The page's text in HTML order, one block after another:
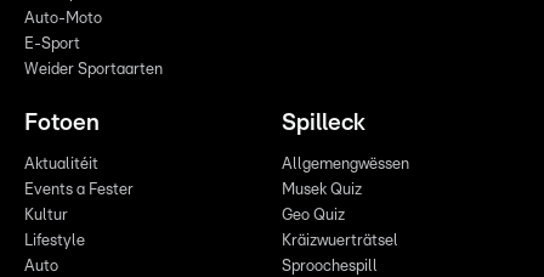
Auto-Moto
E-Sport
Weider Sportaarten
Fotoen
Aktualitéit
Events a Fester
Kultur
Lifestyle
Auto
Spilleck
Allgemengwëssen
Musek Quiz
Geo Quiz
Kräizwuerträtsel
Sproochespill